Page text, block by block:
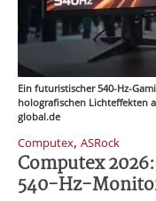
Ein futuristischer 540-Hz-
holografischen Lichteffekten
global.de
Computex, ASRock
Computex
540-Hz-